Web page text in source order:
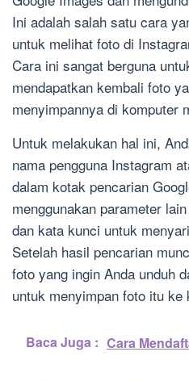
Ini adalah salah satu cara
untuk melihat foto di
Cara ini sangat berguna
mendapatkan kembali foto
menyimpannya di komputer
Untuk melakukan hal ini,
nama pengguna Instagram
dalam kotak pencarian
menggunakan parameter
dan kata kunci untuk
Setelah hasil pencarian
foto yang ingin Anda unduh
untuk menyimpan foto itu ke
Baca Juga : Cara